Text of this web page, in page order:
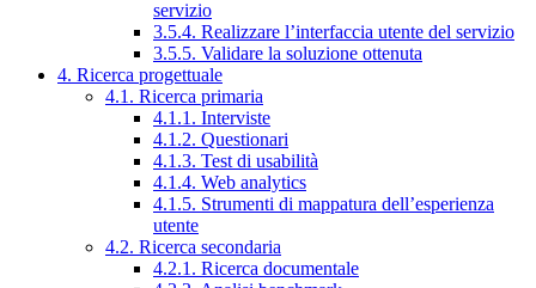
servizio
3.5.4. Realizzare l’interfaccia utente del servizio
3.5.5. Validare la soluzione ottenuta
4. Ricerca progettuale
4.1. Ricerca primaria
4.1.1. Interviste
4.1.2. Questionari
4.1.3. Test di usabilità
4.1.4. Web analytics
4.1.5. Strumenti di mappatura dell’esperienza
utente
4.2. Ricerca secondaria
4.2.1. Ricerca documentale